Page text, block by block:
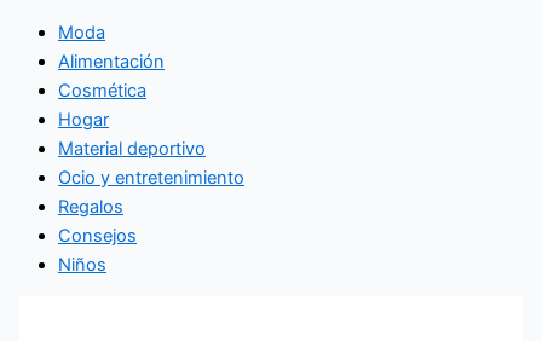
Moda
Alimentación
Cosmética
Hogar
Material deportivo
Ocio y entretenimiento
Regalos
Consejos
Niños